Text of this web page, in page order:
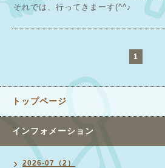
それでは、行ってきまーす(^^♪
1
トップページ
インフォメーション
2026-07（2）